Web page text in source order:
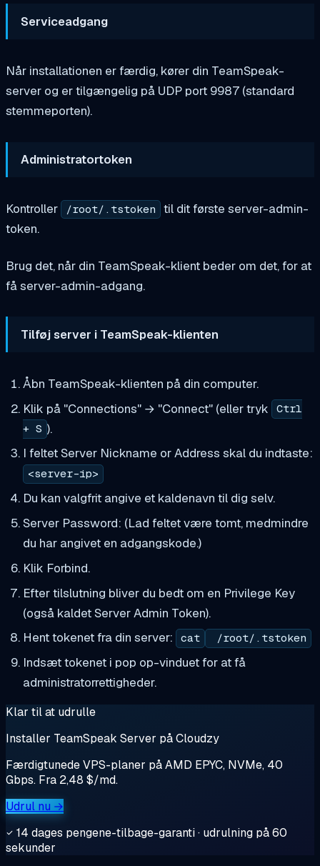
Serviceadgang
Når installationen er færdig, kører din TeamSpeak-
server og er tilgængelig på UDP port 9987 (standard
stemmeporten).
Administratortoken
Kontroller /root/.tstoken til dit første server-admin-
token.
Brug det, når din TeamSpeak-klient beder om det, for at
få server-admin-adgang.
Tilføj server i TeamSpeak-klienten
Åbn TeamSpeak-klienten på din computer.
Klik på "Connections" → "Connect" (eller tryk Ctrl
+ S ).
I feltet Server Nickname or Address skal du indtaste:
<server-ip>
Du kan valgfrit angive et kaldenavn til dig selv.
Server Password: (Lad feltet være tomt, medmindre
du har angivet en adgangskode.)
Klik Forbind.
Efter tilslutning bliver du bedt om en Privilege Key
(også kaldet Server Admin Token).
Hent tokenet fra din server: cat /root/.tstoken
Indsæt tokenet i pop op-vinduet for at få
administratorrettigheder.
Klar til at udrulle
Installer TeamSpeak Server på Cloudzy
Færdigtunede VPS-planer på AMD EPYC, NVMe, 40
Gbps. Fra 2,48 $/md.
Udrul nu →
14 dages pengene-tilbage-garanti · udrulning på 60
sekunder